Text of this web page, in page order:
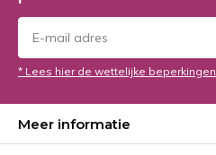
* Lees hier de wettelijke beperkingen
Meer informatie